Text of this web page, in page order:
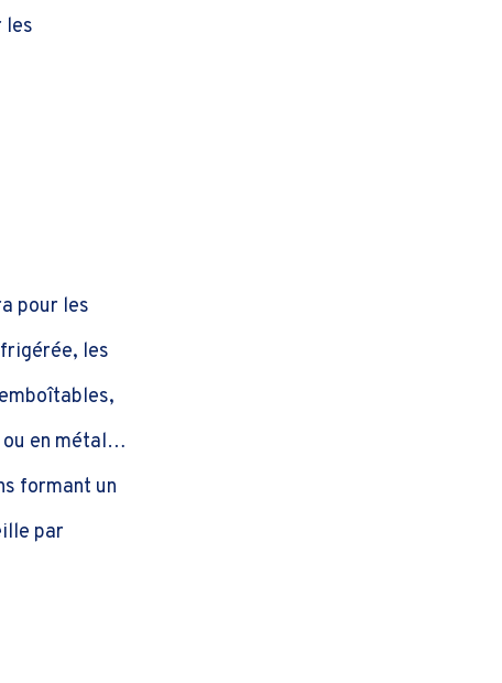
les
pour les
les
en métal…
formant un
par